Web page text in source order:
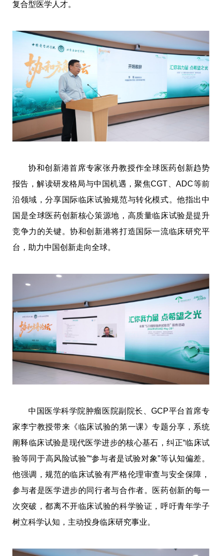
复合型医学人才。
协和创新港首席专家张丹教授作全球医药创新趋势
报告，解读研发格局与中国机遇，聚焦CGT、ADC等前
沿领域，分享国际临床试验规范与转化模式。他指出中
国是全球医药创新核心策源地，高质量临床试验是提升
竞争力的关键。协和创新港将打造国际一流临床研究平
台，助力中国创新走向全球。
中国医学科学院肿瘤医院副院长、GCP平台首席专
家李宁教授带来《临床试验的第一课》专题分享，系统
阐释临床试验是现代医学进步的核心基石，纠正“临床试
验等同于高风险试验”“参与者是试验对象”等认知偏差。
他强调，规范的临床试验有严格伦理审查与安全保障，
参与者是医学进步的同行者与合作者。医药创新的每一
次突破，都离不开临床试验的科学验证，呼吁青年学子
树立科学认知，主动投身临床研究事业。